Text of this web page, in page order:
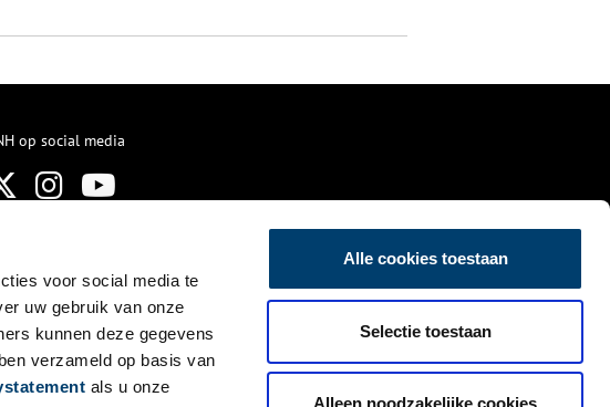
voor social media te
uw gebruik van onze
kunnen deze gegevens
verzameld op basis van
als u onze
Alle cookies toestaan
Selectie toestaan
Alleen noodzakelijke cookies
op social media